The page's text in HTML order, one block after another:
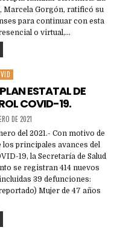
Marcela Gorgón, ratificó su
para continuar con esta
o virtual,…
ESTATAL DE
COVID-19.
DE 2021
del 2021.- Con motivo de
principales avances del
19, la Secretaría de Salud
se registran 414 nuevos
39 defunciones:
Mujer de 47 años